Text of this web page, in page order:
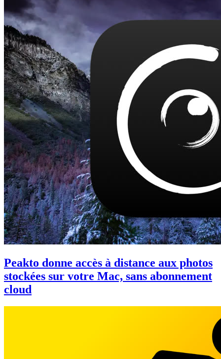
Peakto donne accès à distance aux photos
stockées sur votre Mac, sans abonnement
cloud